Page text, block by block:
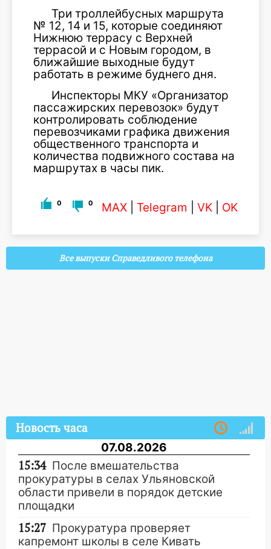
Три троллейбусных маршрута
№ 12, 14 и 15, которые соединяют
Нижнюю террасу с Верхней
террасой и с Новым городом, в
ближайшие выходные будут
работать в режиме буднего дня.
Инспекторы МКУ «Организатор
пассажирских перевозок» будут
контролировать соблюдение
перевозчиками графика движения
общественного транспорта и
количества подвижного состава на
маршрутах в часы пик.
0 0 MAX Telegram VK OK
Все выпуски Справедливого телефона
Новость часа
07.08.2026
15:34 После вмешательства
прокуратуры в селах Ульяновской
области привели в порядок детские
площадки
15:27 Прокуратура проверяет
капремонт школы в селе Кивать